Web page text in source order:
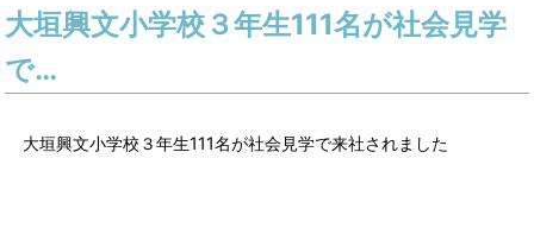
大垣興文小学校３年生111名が社会見学
で…
大垣興文小学校３年生111名が社会見学で来社されました